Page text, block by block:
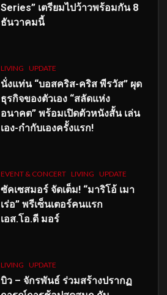
Series” เตรียมไปว้าวพร้อมกัน 8
ธันวาคมนี้
LIVING UPDATE
นั่งแท่น “บอสคริส-คริส พีรวัส” ผุด
ธุรกิจของตัวเอง “สลัดแห่ง
อนาคต” พร้อมเปิดตัวหนังสั้น เล่น
เอง-กำกับเองครั้งแรก!
EVENT & CONCERT LIVING UPDATE
ซัคเซสมอร์ จัดเต็ม! “มาริโอ้ เมา
เร่อ” พรีเซ็นเตอร์คนแรก
เอส.โอ.ดี มอร์
LIVING UPDATE
บิว – จักรพันธ์ ร่วมสร้างปรากฏ